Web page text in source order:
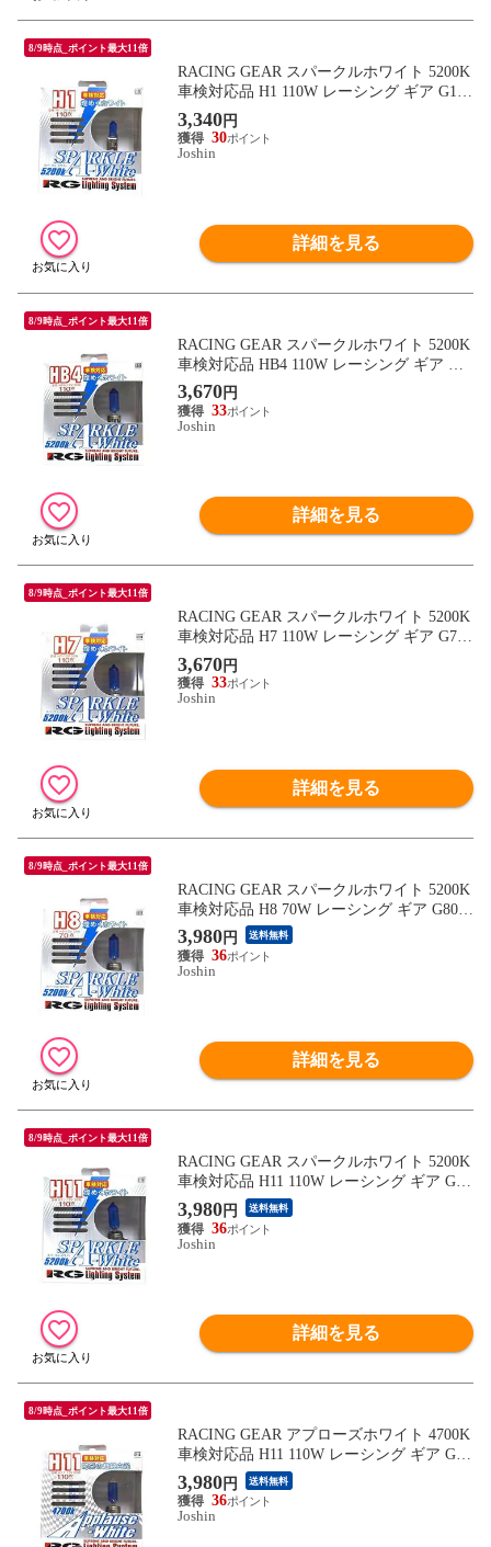
8/9時点_ポイント最大11倍
RACING GEAR スパークルホワイト 5200K
車検対応品 H1 110W レーシング ギア G10
K 【返品種別B】
3,340円
30
Joshin
詳細を見る
8/9時点_ポイント最大11倍
RACING GEAR スパークルホワイト 5200K
車検対応品 HB4 110W レーシング ギア GB
4K 【返品種別B】
3,670円
33
Joshin
詳細を見る
8/9時点_ポイント最大11倍
RACING GEAR スパークルホワイト 5200K
車検対応品 H7 110W レーシング ギア G70
K 【返品種別B】
3,670円
33
Joshin
詳細を見る
8/9時点_ポイント最大11倍
RACING GEAR スパークルホワイト 5200K
車検対応品 H8 70W レーシング ギア G80K
【返品種別B】
3,980円 送料無料
36
Joshin
詳細を見る
8/9時点_ポイント最大11倍
RACING GEAR スパークルホワイト 5200K
車検対応品 H11 110W レーシング ギア G11
K 【返品種別B】
3,980円 送料無料
36
Joshin
詳細を見る
8/9時点_ポイント最大11倍
RACING GEAR アプローズホワイト 4700K
車検対応品 H11 110W レーシング ギア G11
A 【返品種別B】
3,980円 送料無料
36
Joshin